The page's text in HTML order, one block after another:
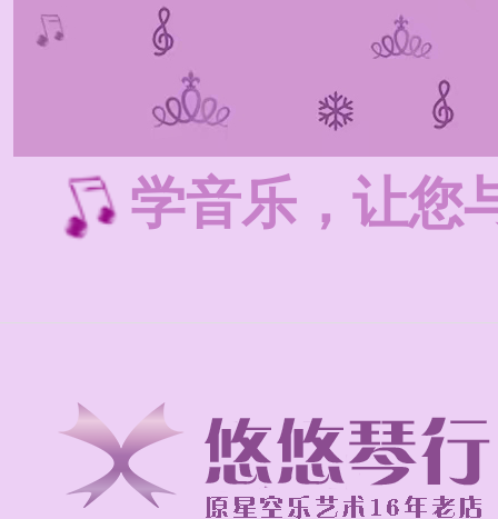
学音乐，让您